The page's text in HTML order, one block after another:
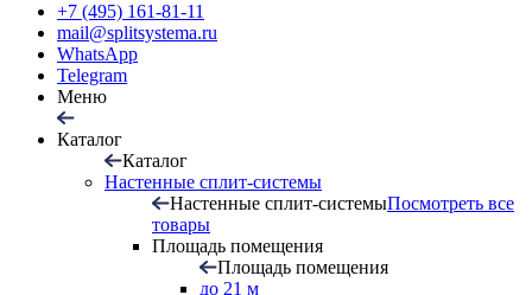
+7 (495) 161-81-11
mail@splitsystema.ru
WhatsApp
Telegram
Меню
Каталог
Каталог
Настенные сплит-системы
Настенные сплит-системыПосмотреть все
товары
Площадь помещения
Площадь помещения
до 21 м